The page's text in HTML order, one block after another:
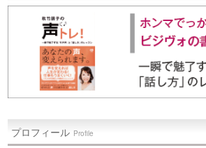
プロフィール Profile